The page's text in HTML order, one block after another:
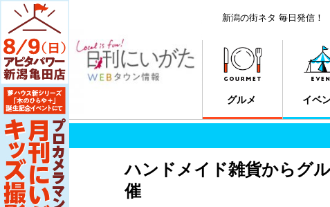
新潟の街ネタ 毎日発信！
グルメ イベ
ハンドメイド雑貨からグ
催